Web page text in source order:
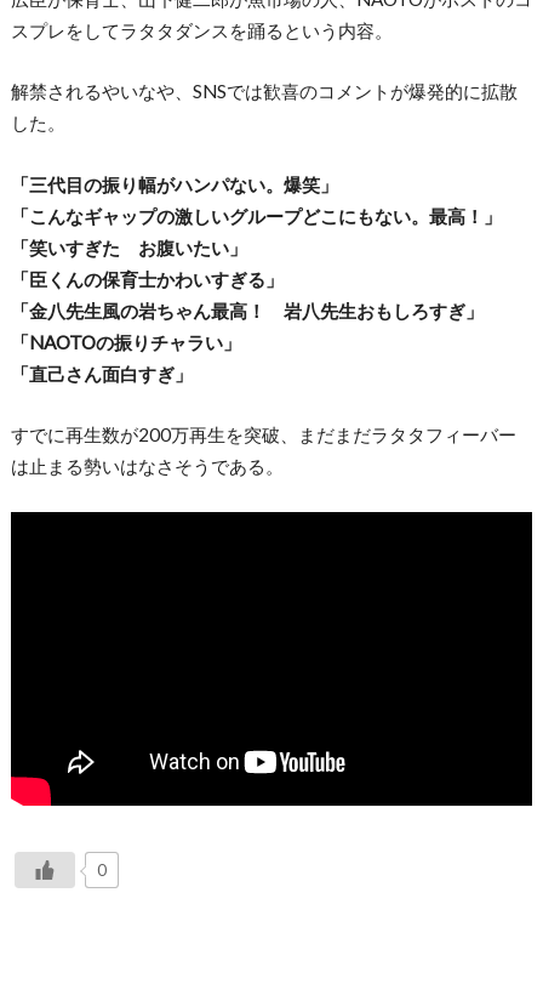
スプレをしてラタタダンスを踊るという内容。
解禁されるやいなや、SNSでは歓喜のコメントが爆発的に拡散
した。
「三代目の振り幅がハンパない。爆笑」
「こんなギャップの激しいグループどこにもない。最高！」
「笑いすぎた お腹いたい」
「臣くんの保育士かわいすぎる」
「金八先生風の岩ちゃん最高！ 岩八先生おもしろすぎ」
「NAOTOの振りチャラい」
「直己さん面白すぎ」
すでに再生数が200万再生を突破、まだまだラタタフィーバー
は止まる勢いはなさそうである。
0